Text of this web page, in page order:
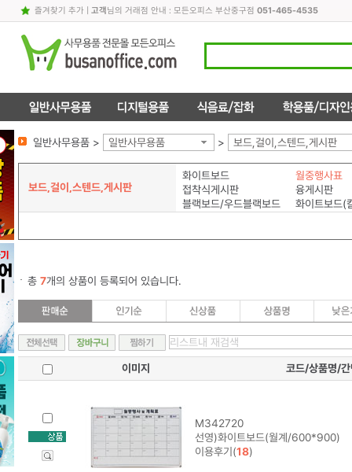
즐겨찾기 추가| 고객님의 거래점 안내 : 모든오피스 부산중구점 051-465-4535
일반사무용품 > 일반사무용품 > 보드,걸이,스텐드,게시판
보드,걸이,스텐드,게시판
화이트보드
월중행사표
접착식게시판
융게시판
블랙보드/우드블랙보드
화이트보드(
총 7개의 상품이 등록되어 있습니다.
이미지 코드/상품명/간
M342720
선영)화이트보드(월계/600*900)
이용후기(18)